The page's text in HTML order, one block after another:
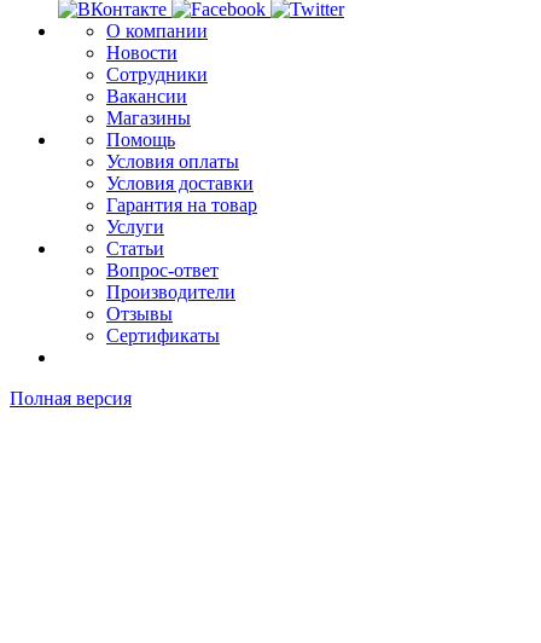
О компании
Новости
Сотрудники
Вакансии
Магазины
Помощь
Условия оплаты
Условия доставки
Гарантия на товар
Услуги
Статьи
Вопрос-ответ
Производители
Отзывы
Сертификаты
Полная версия